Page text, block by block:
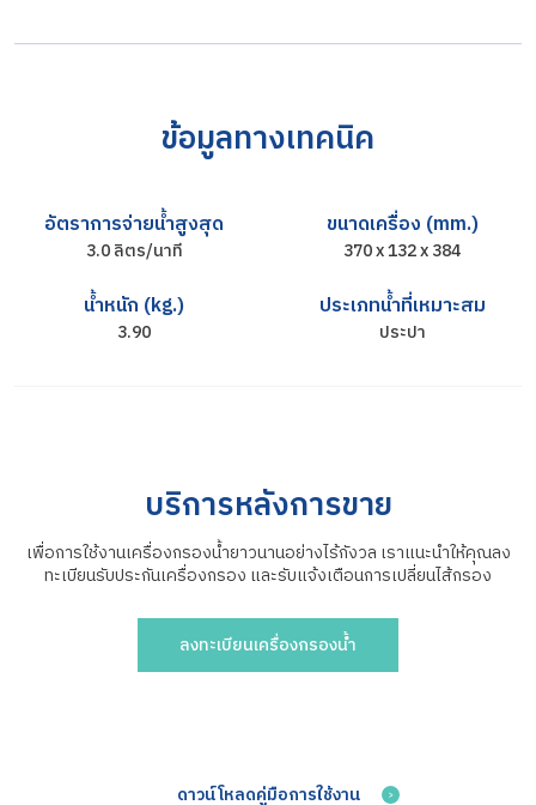
ข้อมูลทางเทคนิค
อัตราการจ่ายน้ำสูงสุด
3.0 ลิตร/นาที
ขนาดเครื่อง (mm.)
370 x 132 x 384
น้ำหนัก (kg.)
3.90
ประเภทน้ำที่เหมาะสม
ประปา
บริการหลังการขาย
เพื่อการใช้งานเครื่องกรองน้ำยาวนานอย่างไร้กังวล เราแนะนำให้คุณลง
ทะเบียนรับประกันเครื่องกรอง และรับแจ้งเตือนการเปลี่ยนไส้กรอง
ลงทะเบียนเครื่องกรองน้ำ
ดาวน์โหลดคู่มือการใช้งาน